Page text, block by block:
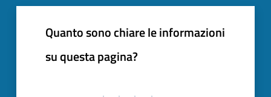
Quanto sono chiare le informazioni
su questa pagina?